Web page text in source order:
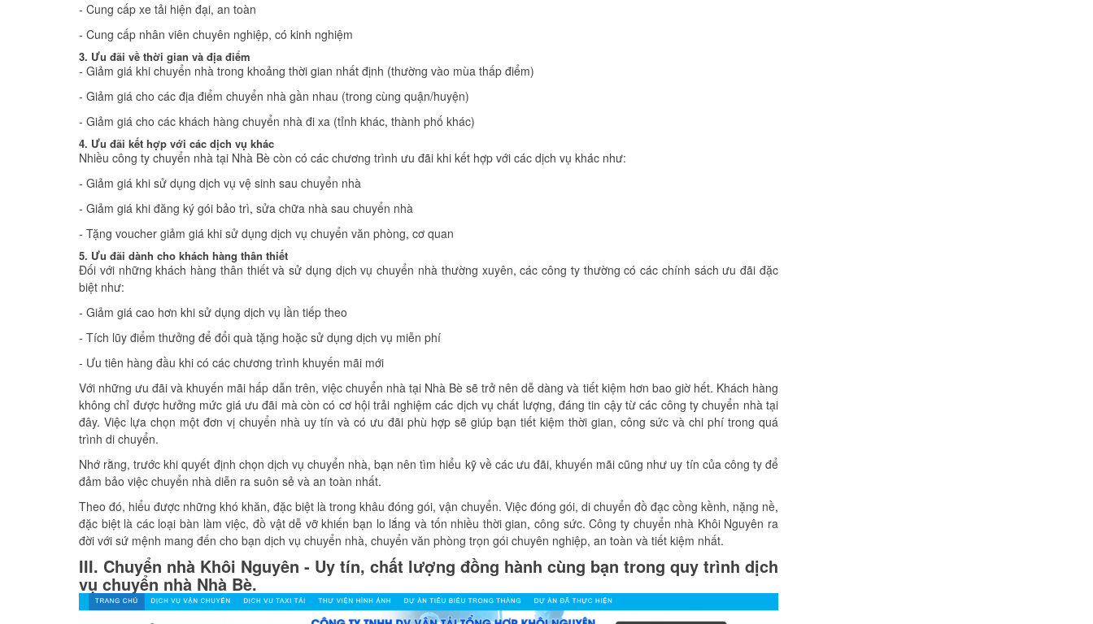
- Cung cấp xe tải hiện đại, an toàn
- Cung cấp nhân viên chuyên nghiệp, có kinh nghiệm
3. Ưu đãi về thời gian và địa điểm
- Giảm giá khi chuyển nhà trong khoảng thời gian nhất định (thường vào mùa thấp điểm)
- Giảm giá cho các địa điểm chuyển nhà gần nhau (trong cùng quận/huyện)
- Giảm giá cho các khách hàng chuyển nhà đi xa (tỉnh khác, thành phố khác)
4. Ưu đãi kết hợp với các dịch vụ khác
Nhiều công ty chuyển nhà tại Nhà Bè còn có các chương trình ưu đãi khi kết hợp với các dịch vụ khác như:
- Giảm giá khi sử dụng dịch vụ vệ sinh sau chuyển nhà
- Giảm giá khi đăng ký gói bảo trì, sửa chữa nhà sau chuyển nhà
- Tặng voucher giảm giá khi sử dụng dịch vụ chuyển văn phòng, cơ quan
5. Ưu đãi dành cho khách hàng thân thiết
Đối với những khách hàng thân thiết và sử dụng dịch vụ chuyển nhà thường xuyên, các công ty thường có các chính sách ưu đãi đặc
biệt như:
- Giảm giá cao hơn khi sử dụng dịch vụ lần tiếp theo
- Tích lũy điểm thưởng để đổi quà tặng hoặc sử dụng dịch vụ miễn phí
- Ưu tiên hàng đầu khi có các chương trình khuyến mãi mới
Với những ưu đãi và khuyến mãi hấp dẫn trên, việc chuyển nhà tại Nhà Bè sẽ trở nên dễ dàng và tiết kiệm hơn bao giờ hết. Khách hàng
không chỉ được hưởng mức giá ưu đãi mà còn có cơ hội trải nghiệm các dịch vụ chất lượng, đáng tin cậy từ các công ty chuyển nhà tại
đây. Việc lựa chọn một đơn vị chuyển nhà uy tín và có ưu đãi phù hợp sẽ giúp bạn tiết kiệm thời gian, công sức và chi phí trong quá
trình di chuyển.
Nhớ rằng, trước khi quyết định chọn dịch vụ chuyển nhà, bạn nên tìm hiểu kỹ về các ưu đãi, khuyến mãi cũng như uy tín của công ty để
đảm bảo việc chuyển nhà diễn ra suôn sẻ và an toàn nhất.
Theo đó, hiểu được những khó khăn, đặc biệt là trong khâu đóng gói, vận chuyển. Việc đóng gói, di chuyển đồ đạc cồng kềnh, nặng nề,
đặc biệt là các loại bàn làm việc, đồ vật dễ vỡ khiến bạn lo lắng và tốn nhiều thời gian, công sức. Công ty chuyển nhà Khôi Nguyên ra
đời với sứ mệnh mang đến cho bạn dịch vụ chuyển nhà, chuyển văn phòng trọn gói chuyên nghiệp, an toàn và tiết kiệm nhất.
III. Chuyển nhà Khôi Nguyên - Uy tín, chất lượng đồng hành cùng bạn trong quy trình dịch
vụ chuyển nhà Nhà Bè.